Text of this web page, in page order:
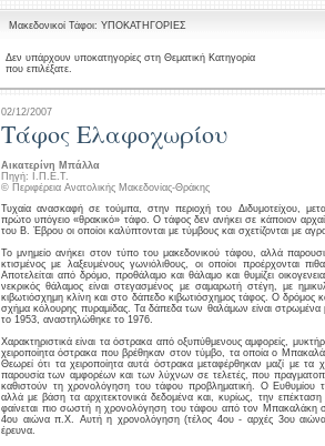
Μακεδονικοί Τάφοι: ΥΠΟΚΑΤΗΓΟΡΙΕΣ
Δεν υπάρχουν υποκατηγορίες στη Θεματική Κατηγορία
που επιλέξατε.
02/12/2007
Τάφος Ελαφοχωρίου
Αικατερίνη Μπάλλα
Πηγή: Ι.Π.Ε.Τ.
© Περιφέρεια Ανατολικής Μακεδονίας-Θράκης
Τυχαία ανασκαφή σε τούμπα, στην περιοχή του Διδυμοτείχου,
πρώτο υπόγειο «θρακικό» τάφο. Ο τάφος δεν ανήκει σε κάποιον
του Β. Έβρου οι οποίοι καλύπτονται με τύμβους και σχετίζονται με
Το μνημείο ανήκει στον τύπο του μακεδονικού τάφου, αλλά
κτισμένος με λαξευμένους γωνιόλιθους, οι οποίοι προέρχονται
Αποτελείται από δρόμο, προθάλαμο και θάλαμο και θυμίζει
νεκρικός θάλαμος είναι στεγασμένος με σαμαρωτή στέγη, με
κιβωτιόσχημη κλίνη και στο δάπεδο κιβωτιόσχημος τάφος. Ο δρόμος
σχήμα κόλουρης πυραμίδας. Τα δάπεδα των θαλάμων είναι
το 1953, αναστηλώθηκε το 1976.
Χαρακτηριστικά είναι τα όστρακα από οξυπύθμενους αμφορείς,
χειροποίητα όστρακα που βρέθηκαν στον τύμβο, τα οποία ο
Θεωρεί ότι τα χειροποίητα αυτά όστρακα μεταφέρθηκαν μαζί με
παρουσία των αμφορέων και των λύχνων σε τελετές, που
καθιστούν τη χρονολόγηση του τάφου προβληματική. O Eυθυμίου
αλλά με βάση τα αρχιτεκτονικά δεδομένα και, κυρίως, την
φαίνεται πιο σωστή η χρονολόγηση του τάφου από τον Μπακαλάκη
4ου αιώνα π.X. Αυτή η χρονολόγηση (τέλος 4ου - αρχές 3ου
έρευνα.